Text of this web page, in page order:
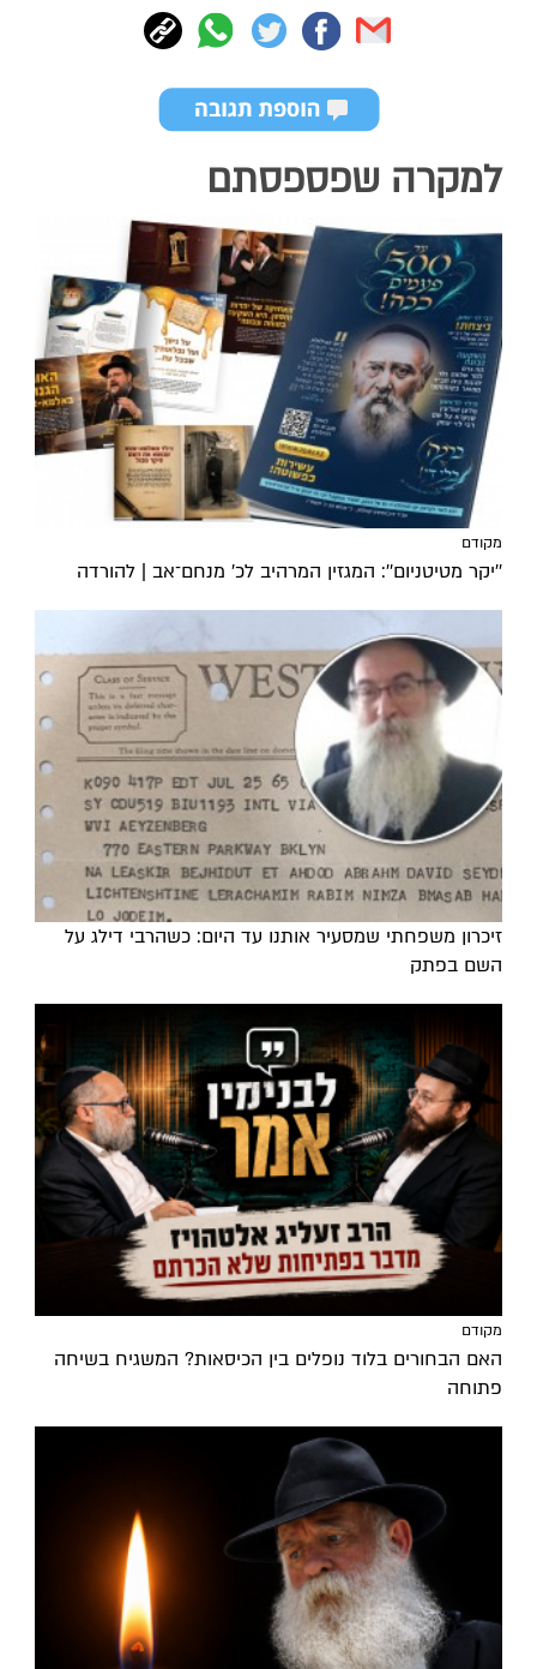
למקרה שפספסתם
מקודם
''יקר מטיטניום'': המגזין המרהיב לכ’ מנחם־אב | להורדה
זיכרון משפחתי שמסעיר אותנו עד היום: כשהרבי דילג על
השם בפתק
מקודם
האם הבחורים בלוד נופלים בין הכיסאות? המשגיח בשיחה
פתוחה